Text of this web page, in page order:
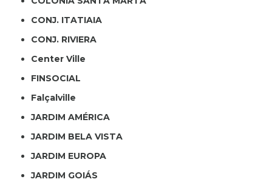
CONJ. ITATIAIA
CONJ. RIVIERA
Center Ville
FINSOCIAL
Falçalville
JARDIM AMÉRICA
JARDIM BELA VISTA
JARDIM EUROPA
JARDIM GOIÁS